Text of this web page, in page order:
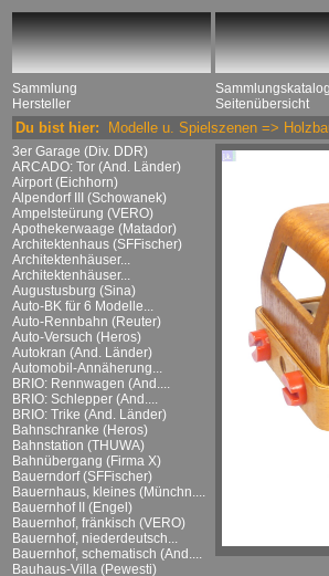
Sammlung
Hersteller
Sammlungskatalog
Seitenübersicht
Du bist hier: Modelle u. Spielszenen =>
3er Garage (Div. DDR)
ARCADO: Tor (And. Länder)
Airport (Eichhorn)
Alpendorf III (Schowanek)
Ampelsteürung (VERO)
Apothekerwaage (Matador)
Architektenhaus (SFFischer)
Architektenhäuser...
Architektenhäuser...
Augustusburg (Sina)
Auto-BK für 6 Modelle...
Auto-Rennbahn (Reuter)
Auto-Versuch (Heros)
Autokran (And. Länder)
Automobil-Annäherung...
BRIO: Rennwagen (And....
BRIO: Schlepper (And....
BRIO: Trike (And. Länder)
Bahnschranke (Heros)
Bahnstation (THUWA)
Bahnübergang (Firma X)
Bauerndorf (SFFischer)
Bauernhaus, kleines (Münchn....
Bauernhof II (Engel)
Bauernhof, fränkisch (VERO)
Bauernhof, niederdeutsch...
Bauernhof, schematisch (And....
Bauhaus-Villa (Pewesti)